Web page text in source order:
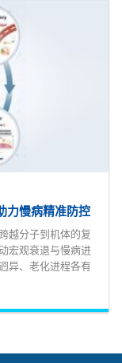
力慢病精准防控
越分子到机体的复
宏观衰退与慢病进
异、老化进程各有